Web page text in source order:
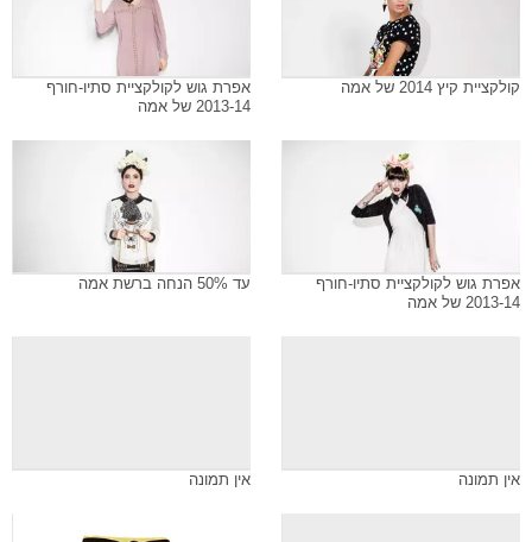
קולקציית קיץ 2014 של אמה
אפרת גוש לקולקציית סתיו-חורף
2013-14 של אמה
אפרת גוש לקולקציית סתיו-חורף
2013-14 של אמה
עד 50% הנחה ברשת אמה
אין תמונה אין תמונה